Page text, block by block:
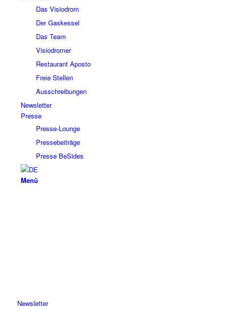
Das Visiodrom
Der Gaskessel
Das Team
Visiodromer
Restaurant Aposto
Freie Stellen
Ausschreibungen
Newsletter
Presse
Presse-Lounge
Pressebeiträge
Presse BeSides
Menü
Newsletter